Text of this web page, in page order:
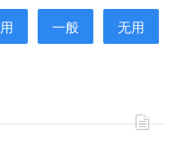
一般 无用